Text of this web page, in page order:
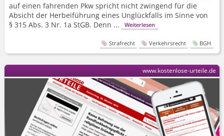
auf einen fahrenden Pkw spricht nicht zwingend für die
Absicht der Herbeiführung eines Unglückfalls im Sinne von
§ 315 Abs. 3 Nr. 1a StGB. Denn ...
Weiterlesen
Strafrecht Verkehrsrecht BGH
www.kostenlose-urteile.de